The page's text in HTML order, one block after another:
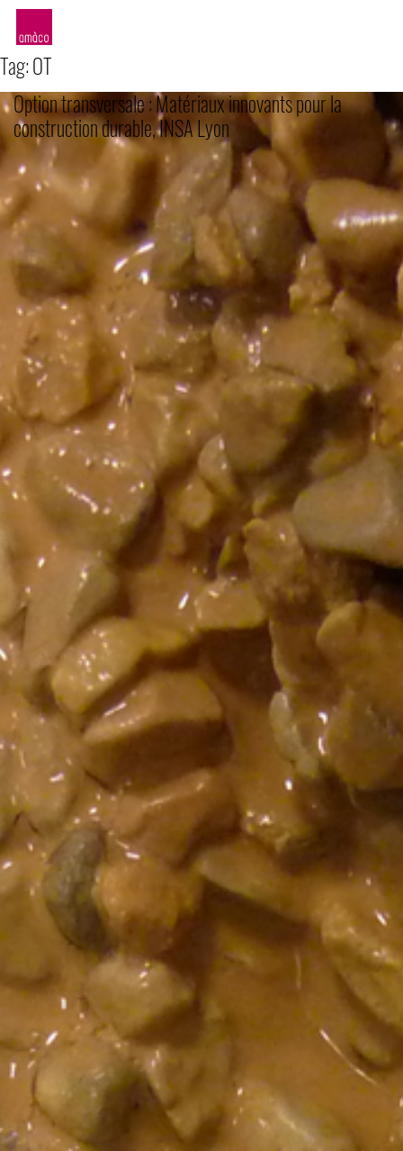
Tag:OT
Option transversale : Matériaux innovants pour la
construction durable, INSA Lyon